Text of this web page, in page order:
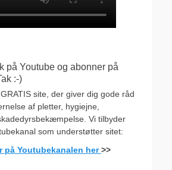
på Youtube og abonner på
:-)
site, der giver dig gode råd
af pletter, hygiejne,
Vi tilbyder
som understøtter sitet:
på Youtubekanalen her>>